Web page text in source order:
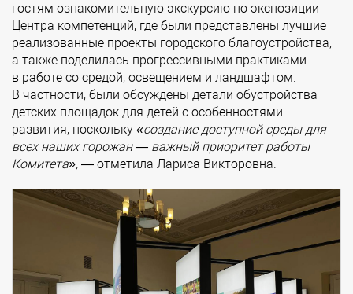
гостям ознакомительную экскурсию по экспозиции
Центра компетенций, где были представлены лучшие
реализованные проекты городского благоустройства,
а также поделилась прогрессивными практиками
в работе со средой, освещением и ландшафтом.
В частности, были обсуждены детали обустройства
детских площадок для детей с особенностями
развития, поскольку «создание доступной среды для
всех наших горожан — важный приоритет работы
Комитета», — отметила Лариса Викторовна.